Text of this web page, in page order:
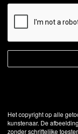
Het copyright op alle
kunstenaar. De
zonder schriftelijke